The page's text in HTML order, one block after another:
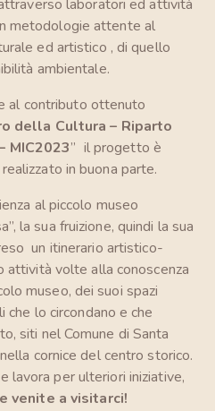
laboratori ed attività
metodologie attente al
ed artistico , di quello
ambientale.
al contributo ottenuto
della Cultura – Riparto
MIC2023” il progetto è
in buona parte.
al piccolo museo
la sua fruizione, quindi la sua
un itinerario artistico-
volte alla conoscenza
museo, dei suoi spazi
lo circondano e che
siti nel Comune di Santa
cornice del centro storico.
lavora per ulteriori iniziative,
e venite a visitarci!